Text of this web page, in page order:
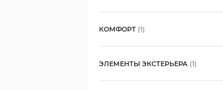
КОМФОРТ (1)
ЭЛЕМЕНТЫ ЭКСТЕРЬЕРА (1)